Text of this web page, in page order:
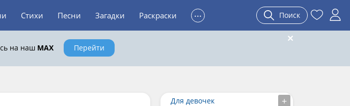
Стихи Песни Загадки Раскраски ... Поиск
на наш MAX Перейти
Для девочек